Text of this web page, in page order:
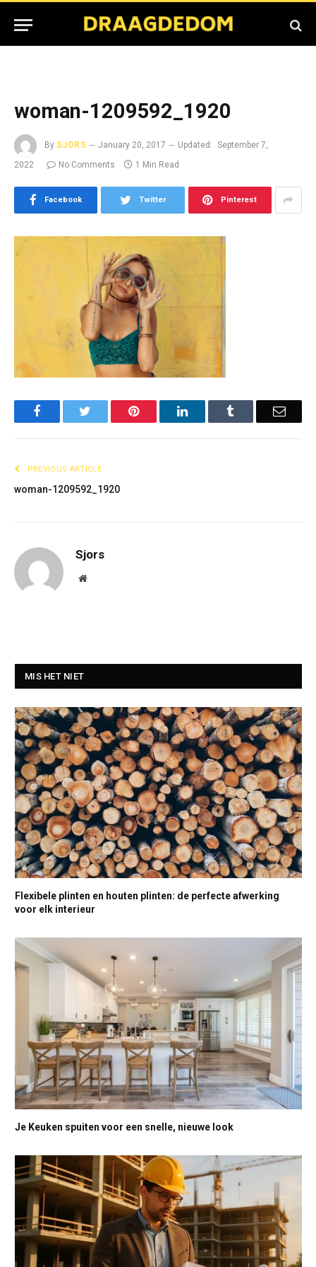
woman-1209592_1920
By SJORS January 20, 2017 Updated:
September 7,
2022
No Comments 1 Min Read
Facebook Twitter Pinterest
Facebook Pinterest LinkedIn Email
PREVIOUS ARTICLE
woman-1209592_1920
Sjors
Website
MIS HET NIET
Flexibele plinten en houten plinten: de perfecte afwerking
voor elk interieur
Je Keuken spuiten voor een snelle, nieuwe look